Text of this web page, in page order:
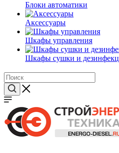
Блоки автоматики
Аксессуары
Шкафы управления
Шкафы сушки и